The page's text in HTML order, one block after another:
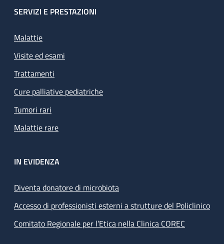
SERVIZI E PRESTAZIONI
Malattie
Visite ed esami
Trattamenti
Cure palliative pediatriche
Tumori rari
Malattie rare
IN EVIDENZA
Diventa donatore di microbiota
Accesso di professionisti esterni a strutture del Policlinico
Comitato Regionale per l’Etica nella Clinica COREC